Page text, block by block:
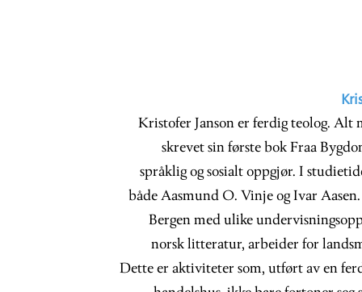
Kristofer Janson er ferdig teolog. Alt
skrevet sin første bok Fraa
språklig og sosialt oppgjør. I
både Aasmund O. Vinje og Ivar
Bergen med ulike
norsk litteratur, arbeider for
Dette er aktiviteter som, utført av en